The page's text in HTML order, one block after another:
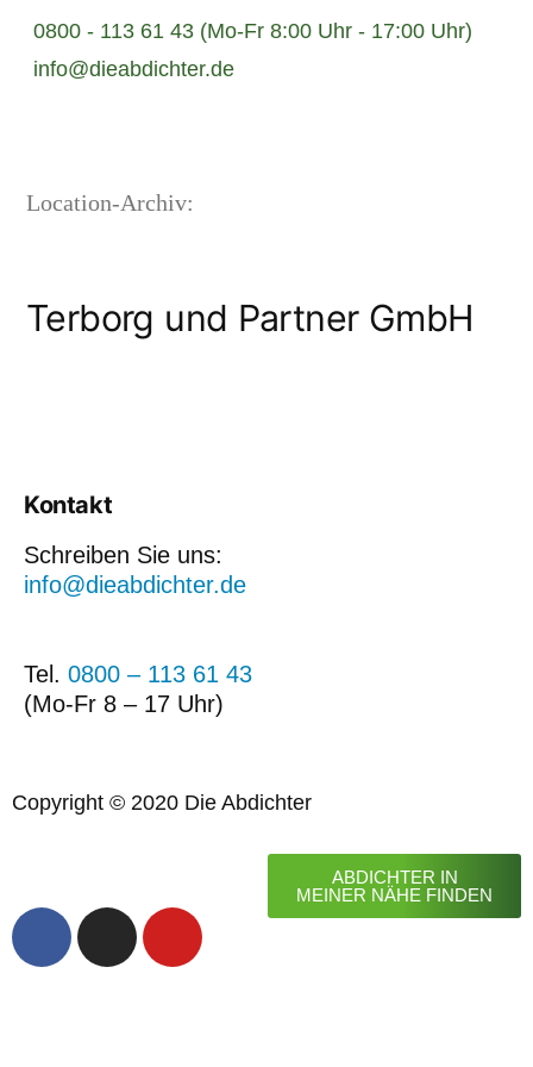
0800 - 113 61 43 (Mo-Fr 8:00 Uhr - 17:00 Uhr)
info@dieabdichter.de
Location-Archiv:
Terborg und Partner GmbH
Kontakt
Schreiben Sie uns:
info@dieabdichter.de
Tel. 0800 – 113 61 43
(Mo-Fr 8 – 17 Uhr)
ABDICHTER IN
MEINER NÄHE FINDEN
Copyright © 2020 Die Abdichter
Designstuuv Werbeagentur GmbH & Co. KG